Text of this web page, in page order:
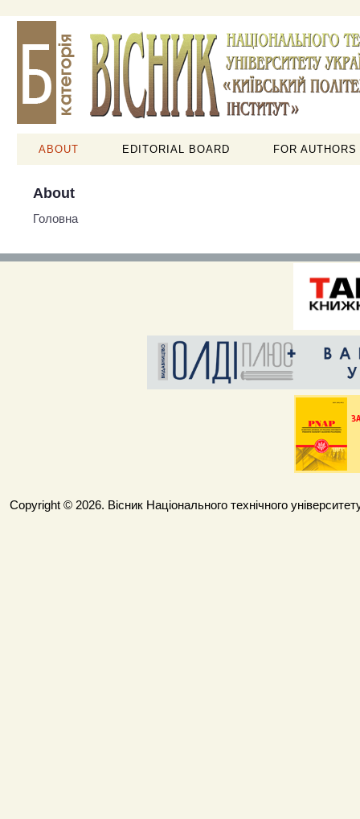
ABOUT EDITORIAL BOARD FOR AUTHORS
About
Головна
Copyright © 2026. Вісник Національного технічного